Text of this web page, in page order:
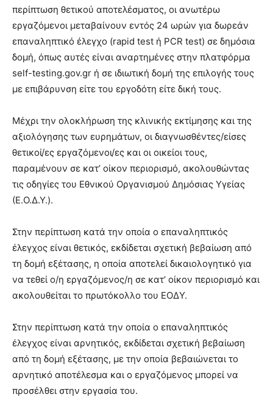
περίπτωση θετικού αποτελέσματος, οι ανωτέρω
εργαζόμενοι μεταβαίνουν εντός 24 ωρών για δωρεάν
επαναληπτικό έλεγχο (rapid test ή PCR test) σε δημόσια
δομή, όπως αυτές είναι αναρτημένες στην πλατφόρμα
self-testing.gov.gr ή σε ιδιωτική δομή της επιλογής τους
με επιβάρυνση είτε του εργοδότη είτε δική τους.
Μέχρι την ολοκλήρωση της κλινικής εκτίμησης και της
αξιολόγησης των ευρημάτων, οι διαγνωσθέντες/είσες
θετικοί/ες εργαζόμενοι/ες και οι οικείοι τους,
παραμένουν σε κατ’ οίκον περιορισμό, ακολουθώντας
τις οδηγίες του Εθνικού Οργανισμού Δημόσιας Υγείας
(Ε.Ο.Δ.Υ.).
Στην περίπτωση κατά την οποία ο επαναληπτικός
έλεγχος είναι θετικός, εκδίδεται σχετική βεβαίωση από
τη δομή εξέτασης, η οποία αποτελεί δικαιολογητικό για
να τεθεί ο/η εργαζόμενος/η σε κατ’ οίκον περιορισμό και
ακολουθείται το πρωτόκολλο του ΕΟΔΥ.
Στην περίπτωση κατά την οποία ο επαναληπτικός
έλεγχος είναι αρνητικός, εκδίδεται σχετική βεβαίωση
από τη δομή εξέτασης, με την οποία βεβαιώνεται το
αρνητικό αποτέλεσμα και ο εργαζόμενος μπορεί να
προσέλθει στην εργασία του.